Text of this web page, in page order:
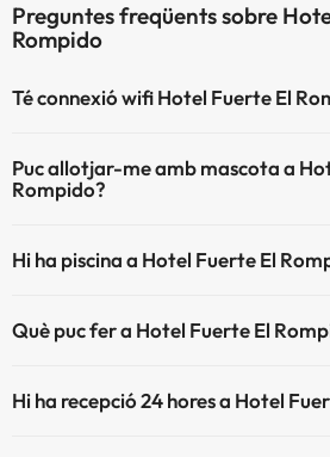
Preguntes freqüents sobre
Rompido
Té connexió wifi Hotel Fuerte El
Puc allotjar-me amb mascota a
Rompido?
Hi ha piscina a Hotel Fuerte El
pagament) Aquí tens més info sobre la
Piscina a l'aire lliure (tota la temporada)
Què puc fer a Hotel Fuerte El
poden ser de pagament).
Hi ha recepció 24 hores a Hotel